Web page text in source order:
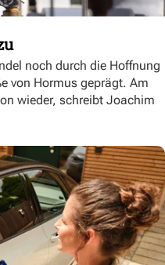
noch durch die Hoffnung
von Hormus geprägt. Am
wieder, schreibt Joachim